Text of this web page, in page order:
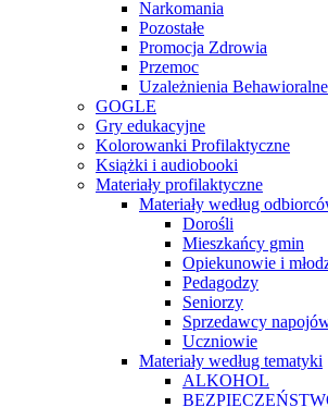
Narkomania
Pozostałe
Promocja Zdrowia
Przemoc
Uzależnienia Behawioralne
GOGLE
Gry edukacyjne
Kolorowanki Profilaktyczne
Książki i audiobooki
Materiały profilaktyczne
Materiały według
Dorośli
Mieszkańcy gmin
Opiekunowie i
Pedagodzy
Seniorzy
Sprzedawcy
Uczniowie
Materiały według tematyki
ALKOHOL